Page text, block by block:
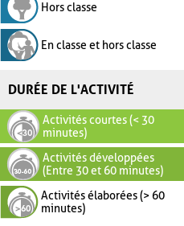
Hors classe
En classe et hors classe
DURÉE DE L'ACTIVITÉ
Activités courtes (< 30
minutes)
Activités développées
(Entre 30 et 60 minutes)
Activités élaborées (> 60
minutes)